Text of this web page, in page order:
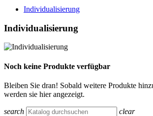
Individualisierung
Individualisierung
Noch keine Produkte verfügbar
Bleiben Sie dran! Sobald weitere Produkte
werden sie hier angezeigt.
search clear